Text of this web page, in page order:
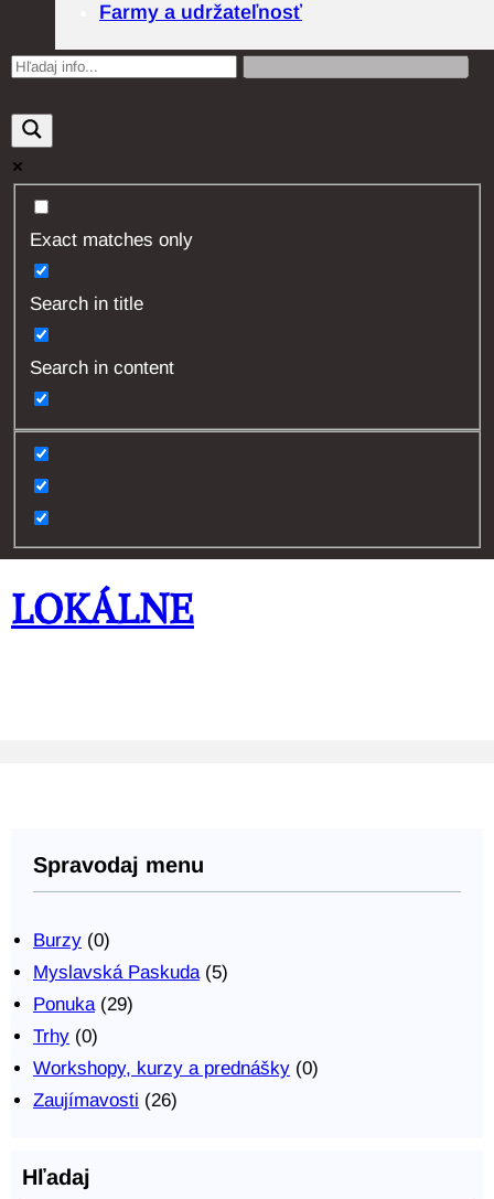
Farmy a udržateľnosť
Exact matches only
Search in title
Search in content
LOKÁLNE
Spravodaj menu
Burzy (0)
Myslavská Paskuda(5)
Ponuka(29)
Trhy (0)
Workshopy, kurzy a prednášky (0)
Zaujímavosti (26)
Hľadaj